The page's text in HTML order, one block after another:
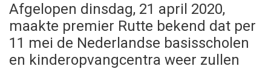
Afgelopen dinsdag, 21 april 2020,
maakte premier Rutte bekend dat per
11 mei de Nederlandse basisscholen
en kinderopvangcentra weer zullen